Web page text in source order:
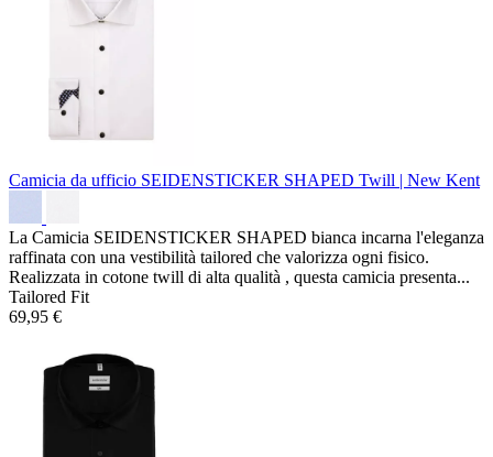
Camicia da ufficio SEIDENSTICKER SHAPED Twill | New Kent
La Camicia SEIDENSTICKER SHAPED bianca incarna l'eleganza
raffinata con una vestibilità tailored che valorizza ogni fisico.
Realizzata in cotone twill di alta qualità , questa camicia presenta...
Tailored Fit
69,95 €